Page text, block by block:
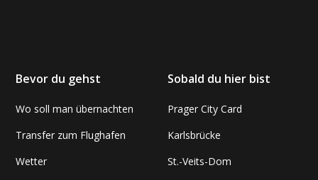
Bevor du gehst
Wo soll man übernachten
Transfer zum Flughafen
Wetter
Sobald du hier bist
Prager City Card
Karlsbrücke
St.-Veits-Dom